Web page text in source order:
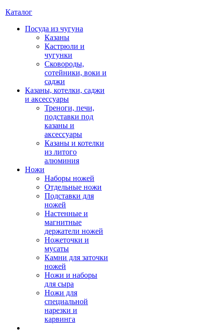
Каталог
Посуда из чугуна
Казаны
Кастрюли и
чугунки
Сковороды,
сотейники, воки и
саджи
Казаны, котелки, саджи
и аксессуары
Треноги, печи,
подставки под
казаны и
аксессуары
Казаны и котелки
из литого
алюминия
Ножи
Наборы ножей
Отдельные ножи
Подставки для
ножей
Настенные и
магнитные
держатели ножей
Ножеточки и
мусаты
Камни для заточки
ножей
Ножи и наборы
для сыра
Ножи для
специальной
нарезки и
карвинга